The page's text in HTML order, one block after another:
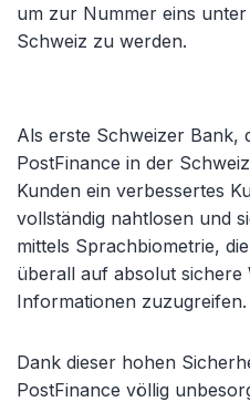
um zur Nummer eins
Schweiz zu werden.
Als erste Schweizer Bank,
PostFinance in der
Kunden ein verbessertes
vollständig nahtlosen und
mittels Sprachbiometrie,
überall auf absolut sichere
Informationen zuzugreifen.
Dank dieser hohen
PostFinance völlig